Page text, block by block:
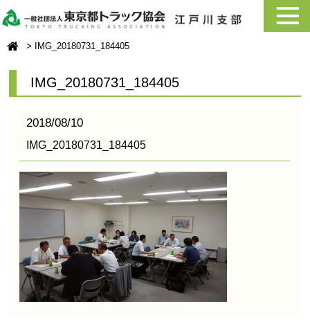
IMG_20180731_184405
IMG_20180731_184405
2018/08/10
IMG_20180731_184405